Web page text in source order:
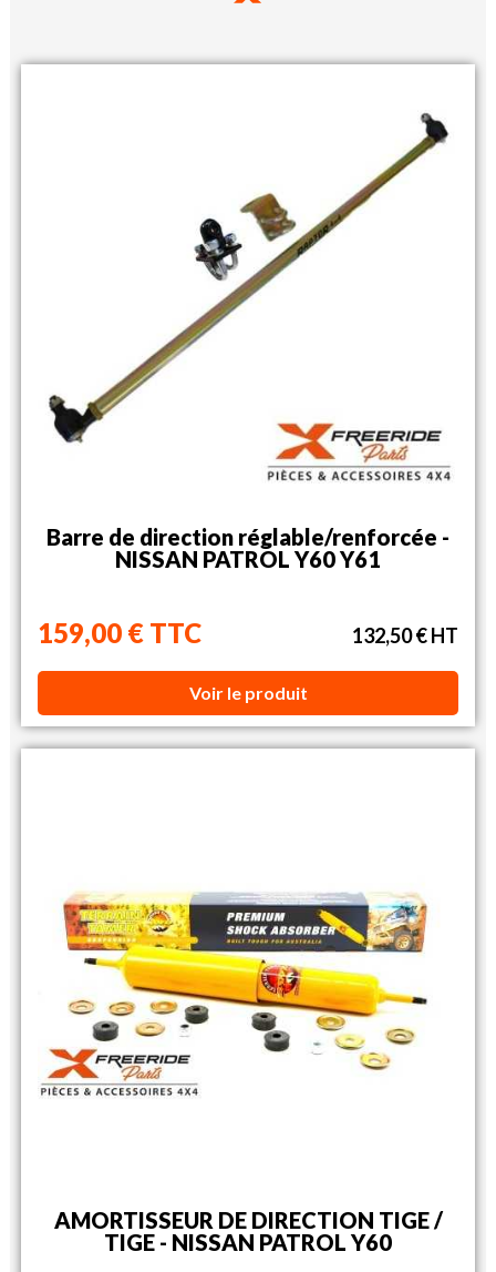
Barre de direction réglable/renforcée -
NISSAN PATROL Y60 Y61
159,00 € TTC 132,50 € HT
Voir le produit
AMORTISSEUR DE DIRECTION TIGE /
TIGE - NISSAN PATROL Y60